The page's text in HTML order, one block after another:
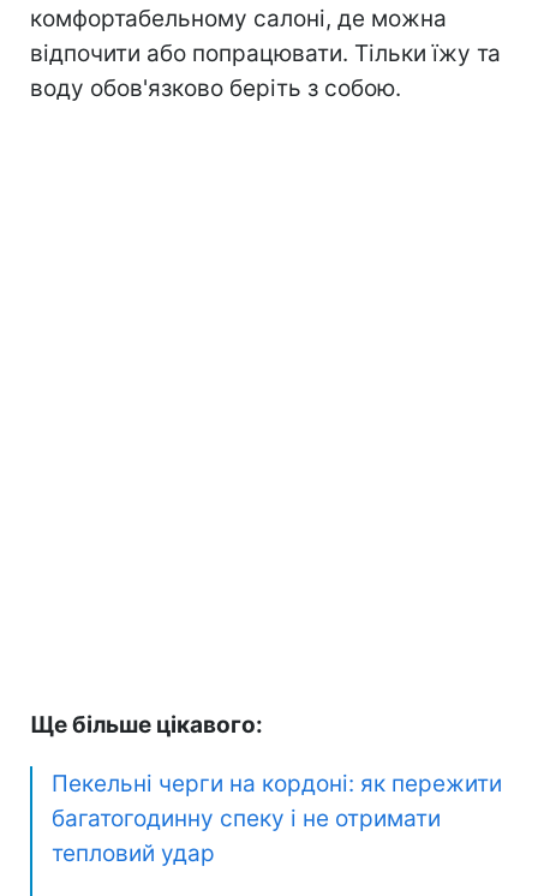
комфортабельному салоні, де можна
відпочити або попрацювати. Тільки їжу та
воду обов'язково беріть з собою.
Ще більше цікавого:
Пекельні черги на кордоні: як пережити
багатогодинну спеку і не отримати
тепловий удар